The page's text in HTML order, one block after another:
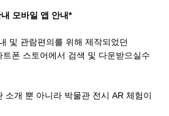
모바일 앱 안내*
및 관람편의를 위해 제작되었던
폰 스토어에서 검색 및 다운받으실수
소개 뿐 아니라 박물관 전시 AR 체험이
스케치북5